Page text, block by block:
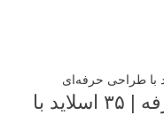
دانلود قالب پاورپوینت روز عرفه | ۳۵ اسلاید با